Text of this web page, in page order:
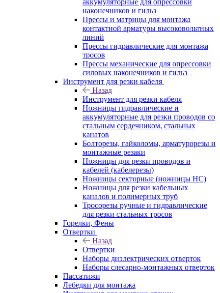
аккумуляторные для опрессовки
наконечников и гильз
Прессы и матрицы для монтажа
контактной арматуры высоковольтных
линий
Прессы гидравлические для монтажа
тросов
Прессы механические для опрессовки
силовых наконечников и гильз
Инструмент для резки кабеля
Назад
Инструмент для резки кабеля
Ножницы гидравлические и
аккумуляторные для резки проводов со
стальным сердечником, стальных
канатов
Болторезы, гайколомы, арматурорезы и
монтажные резаки
Ножницы для резки проводов и
кабелей (кабелерезы)
Ножницы секторные (ножницы НС)
Ножницы для резки кабельных
каналов и полимерных труб
Тросорезы ручные и гидравлические
для резки стальных тросов
Горелки, Фены
Отвертки
Назад
Отвертки
Наборы диэлектрических отверток
Наборы слесарно-монтажных отверток
Пассатижи
Лебедки для монтажа